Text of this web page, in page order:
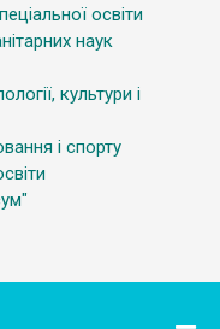
освіти
наук
культури і
і спорту